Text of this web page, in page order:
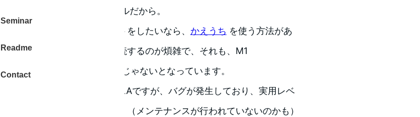
Seminar
Readme
Contact
ンチ を持ち歩いた方がシンプルだから。
どうしても、iPadで親指シフトをしたいなら、 かえうち を使う方法があ
りますが、USBケーブルで接続するのが煩雑で、それも、M1
MacBookPro 13インチで良いじゃないとなっています。
あわせて、N+Note for NICOLAですが、バグが発生しており、実用レベ
ルで、現状は利用できません。（メンテナンスが行われていないのかも）